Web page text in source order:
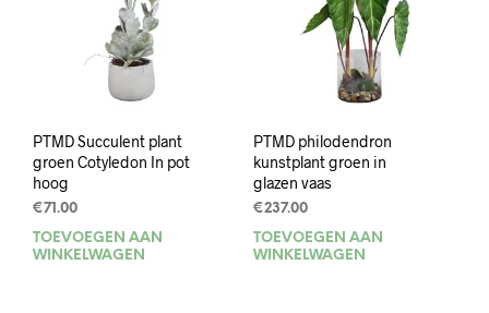
PTMD Succulent plant
groen Cotyledon In pot
hoog
€71.00
TOEVOEGEN AAN
WINKELWAGEN
PTMD philodendron
kunstplant groen in
glazen vaas
€237.00
TOEVOEGEN AAN
WINKELWAGEN